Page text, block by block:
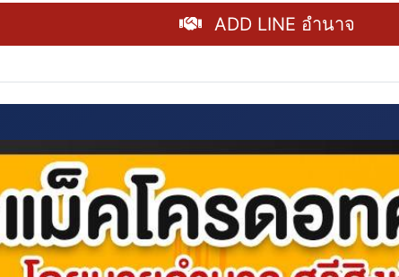
ADD LINE อำนาจ